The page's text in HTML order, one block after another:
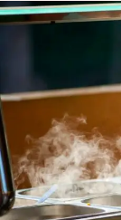
Tratamiento
Trastornos
Alimentarios:
Abordando
la
Atención
Terapéutica